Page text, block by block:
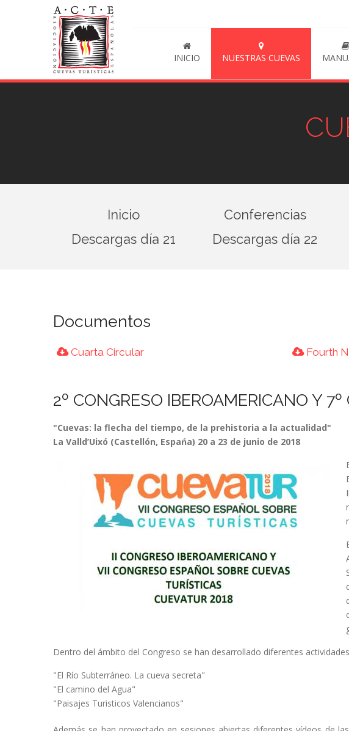
INICIO NUESTRAS CUEVAS
Inicio Conferencias
Descargas día 21
Descargas día 22
Documentos
Cuarta Circular Fourth
2º CONGRESO IBEROAMERICANO Y
"Cuevas: la flecha del tiempo, de la prehistoria a la actualidad"
La Valld’Uixó (Castellón, Espańa) 20 a 23 de junio de 2018
Dentro del ámbito del Congreso se han desarrollado diferentes
"El Río Subterráneo. La cueva secreta"
"El camino del Agua"
"Paisajes Turisticos Valencianos"